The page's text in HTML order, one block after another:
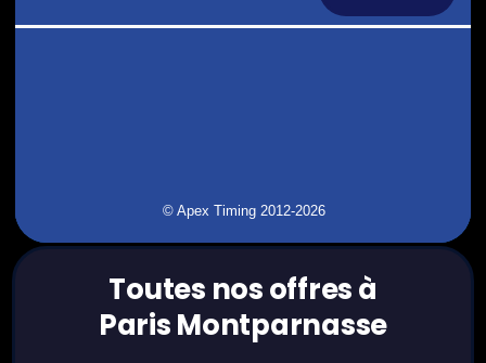
Toutes nos offres à
Paris Montparnasse